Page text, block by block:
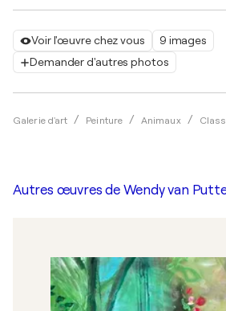
Voir l'œuvre chez vous
9 images
Demander d'autres photos
Galerie d'art Peinture Animaux
Autres œuvres de Wendy van